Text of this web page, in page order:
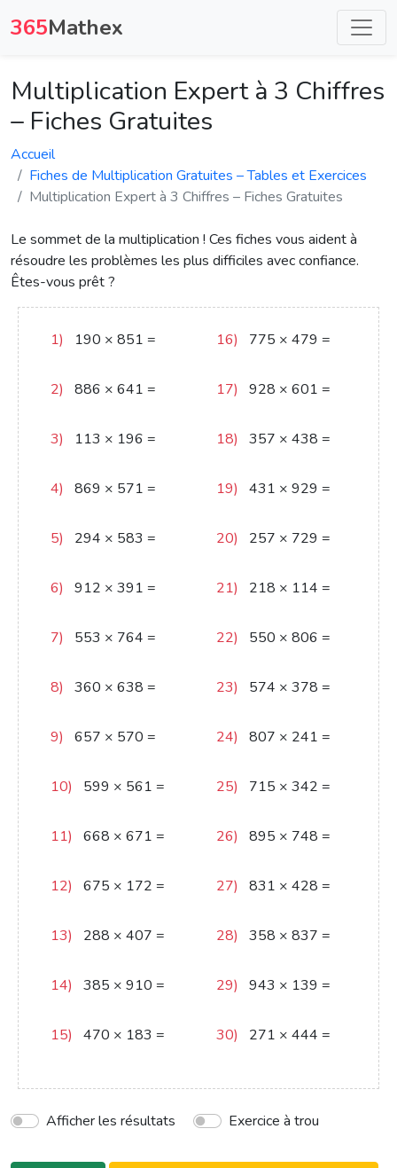
365Mathex
Multiplication Expert à 3 Chiffres
– Fiches Gratuites
Accueil
Fiches de Multiplication Gratuites – Tables et Exercices
Multiplication Expert à 3 Chiffres – Fiches Gratuites
Le sommet de la multiplication ! Ces fiches vous aident à
résoudre les problèmes les plus difficiles avec confiance.
Êtes-vous prêt ?
1) 190 × 851 =
2)
886 × 641 =
3)
113 × 196 =
4)
869 × 571 =
5)
294 × 583 =
6)
912 × 391 =
7)
553 × 764 =
8)
360 × 638 =
9)
657 × 570 =
10)
599 × 561 =
11)
668 × 671 =
12)
675 × 172 =
13)
288 × 407 =
14)
385 × 910 =
15)
470 × 183 =
16) 775 × 479 =
17)
928 × 601 =
18)
357 × 438 =
19)
431 × 929 =
20)
257 × 729 =
21)
218 × 114 =
22)
550 × 806 =
23)
574 × 378 =
24)
807 × 241 =
25)
715 × 342 =
26)
895 × 748 =
27)
831 × 428 =
28)
358 × 837 =
29)
943 × 139 =
30)
271 × 444 =
Afficher les résultats Exercice à trou